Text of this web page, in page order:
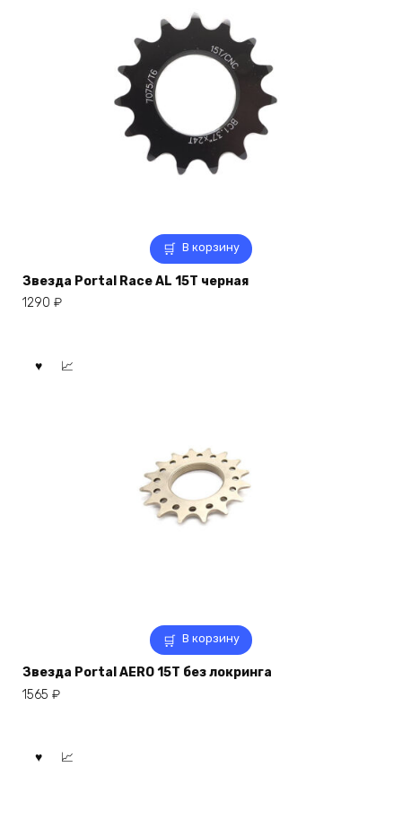
В корзину
Звезда Portal Race AL 15T черная
1290 ₽
В корзину
Звезда Portal AERO 15T без локринга
1565 ₽